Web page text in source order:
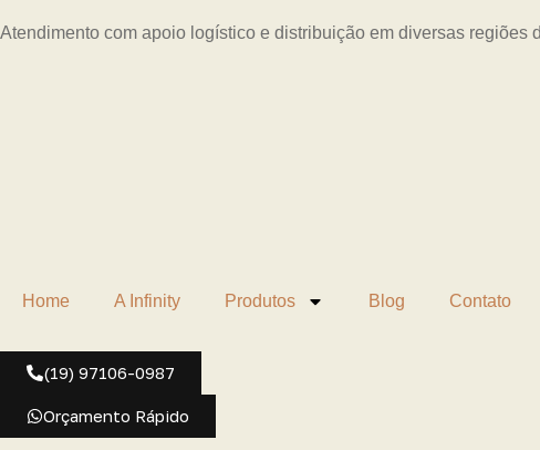
Atendimento com apoio logístico e distribuição em diversas regiões
Home A Infinity Produtos Blog Contato
(19) 97106-0987
Orçamento Rápido